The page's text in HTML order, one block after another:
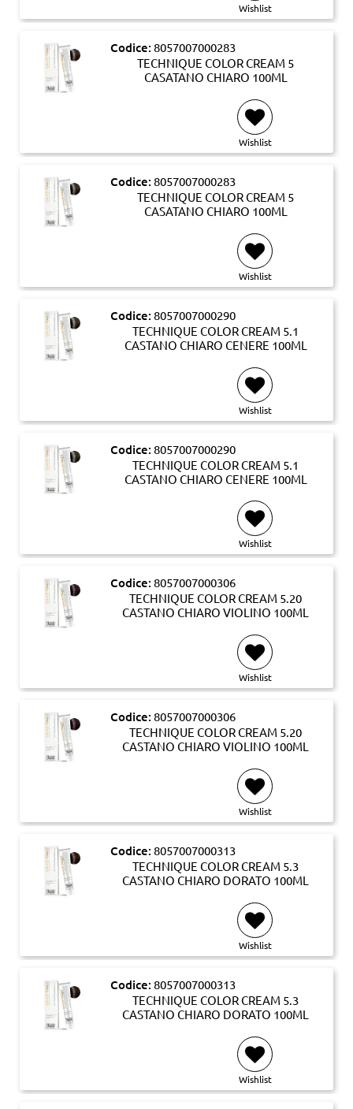
Wishlist
Codice: 8057007000283
TECHNIQUE COLOR CREAM 5
CASATANO CHIARO 100ML
Wishlist
Codice: 8057007000283
TECHNIQUE COLOR CREAM 5
CASATANO CHIARO 100ML
Wishlist
Codice: 8057007000290
TECHNIQUE COLOR CREAM 5.1
CASTANO CHIARO CENERE 100ML
Wishlist
Codice: 8057007000290
TECHNIQUE COLOR CREAM 5.1
CASTANO CHIARO CENERE 100ML
Wishlist
Codice: 8057007000306
TECHNIQUE COLOR CREAM 5.20
CASTANO CHIARO VIOLINO 100ML
Wishlist
Codice: 8057007000306
TECHNIQUE COLOR CREAM 5.20
CASTANO CHIARO VIOLINO 100ML
Wishlist
Codice: 8057007000313
TECHNIQUE COLOR CREAM 5.3
CASTANO CHIARO DORATO 100ML
Wishlist
Codice: 8057007000313
TECHNIQUE COLOR CREAM 5.3
CASTANO CHIARO DORATO 100ML
Wishlist